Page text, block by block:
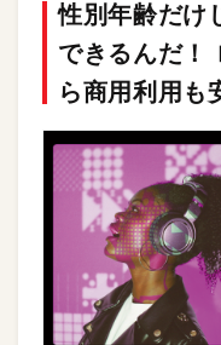
性別年齢だけ
できるんだ！
ら商用利用も